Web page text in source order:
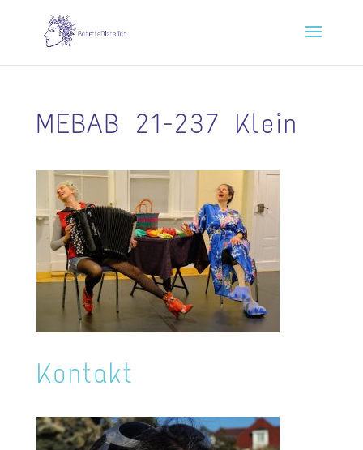
MEBAB 21-237 Klein
Kontakt